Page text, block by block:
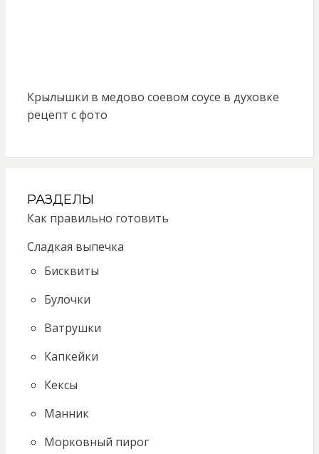
Крылышки в медово соевом соусе в духовке
рецепт с фото
РАЗДЕЛЫ
Как правильно готовить
Сладкая выпечка
Бисквиты
Булочки
Ватрушки
Капкейки
Кексы
Манник
Морковный пирог